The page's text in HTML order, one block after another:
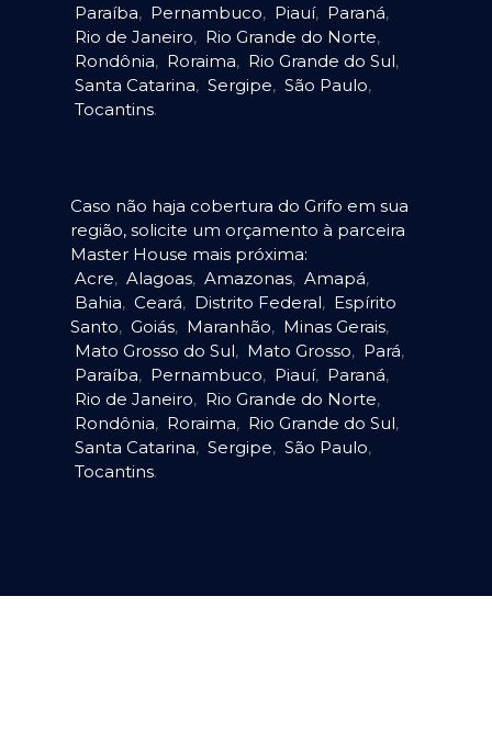
Paraíba, Pernambuco, Piauí, Paraná,
Rio de Janeiro, Rio Grande do Norte,
Rondônia, Roraima, Rio Grande do Sul,
Santa Catarina, Sergipe, São Paulo,
Tocantins.
Caso não haja cobertura do Grifo em sua
região, solicite um orçamento à parceira
Master House mais próxima:
Acre, Alagoas, Amazonas, Amapá,
Bahia, Ceará, Distrito Federal, Espírito
Santo, Goiás, Maranhão, Minas Gerais,
Mato Grosso do Sul, Mato Grosso, Pará,
Paraíba, Pernambuco, Piauí, Paraná,
Rio de Janeiro, Rio Grande do Norte,
Rondônia, Roraima, Rio Grande do Sul,
Santa Catarina, Sergipe, São Paulo,
Tocantins.